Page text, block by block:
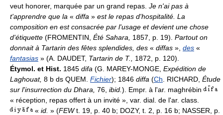
veut honorer, marquée par un grand repas. Je n'ai pas à
t'apprendre que la « diffa » est le repas d'hospitalité. La
composition en est consacrée par l'usage et devient une chose
d'étiquette (FROMENTIN, Été Sahara, 1857, p. 19). Partout on
donnait à Tartarin des fêtes splendides, des « diffas », des «
fantasias » (A. DAUDET, Tartarin de T., 1872, p. 120).
Étymol. et Hist. 1845 difa (G. MAREY-MONGE, Expédition de
Laghouat, 8 b ds QUEM. Fichier); 1846 diffa (Ch . RICHARD, Étude
sur l'insurrection du Dhara, 76, ibid. ). Empr. à l'ar. maghrébin
« réception, repas offert à un invité », var. dial. de l'ar. class.
« id. » (FEWt. 19, p. 40 b; DOZY, t. 2, p. 16 b; NASSER, p.